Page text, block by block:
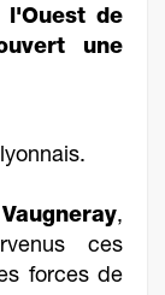
l'Ouest de
une
Vaugneray,
ces
forces de